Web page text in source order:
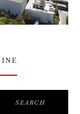
SEARCH